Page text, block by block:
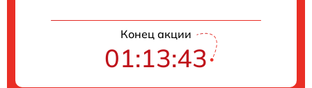
Конец акции
01:13:42